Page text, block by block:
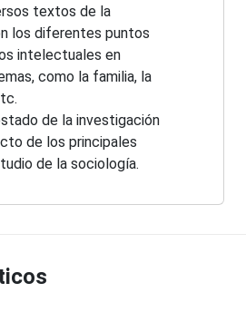
textos de la
los diferentes puntos
intelectuales en
como la familia, la
de la investigación
de los principales
de la sociología.